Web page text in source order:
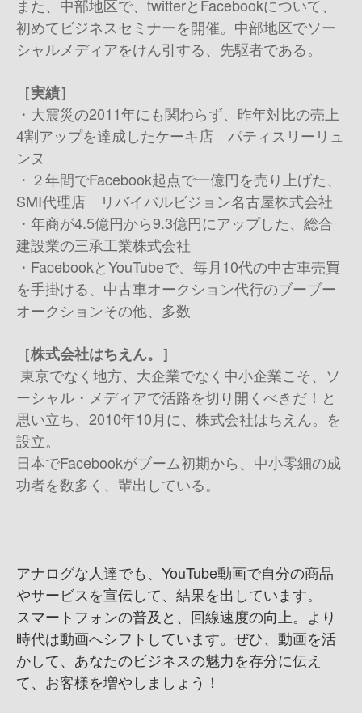
また、中部地区で、twitterとFacebookについて、
初めてビジネスセミナーを開催。中部地区でソー
シャルメディアをけん引する、先駆者である。
［実績］
・大震災の2011年にも関わらず、昨年対比の売上
4割アップを達成したケーキ店 パティスリーリュ
ンヌ
・２年間でFacebook起点で一億円を売り上げた、
SMI代理店 リバイバルビジョン名古屋株式会社
・年商が4.5億円から9.3億円にアップした、総合
建設業の三承工業株式会社
・FacebookとYouTubeで、毎月10代の中古車売買
を手掛ける、中古車オークション代行のブーブー
オークション その他、多数
［株式会社はちえん。］
東京でなく地方、大企業でなく中小企業こそ、ソ
ーシャル・メディアで活路を切り開くべきだ！と
思い立ち、2010年10月に、株式会社はちえん。を
設立。
日本でFacebookがブーム初期から、中小零細の成
功者を数多く、輩出している。
アナログな人達でも、YouTube動画で自分の商品
やサービスを宣伝して、結果を出しています。
スマートフォンの普及と、回線速度の向上。より
時代は動画へシフトしています。ぜひ、動画を活
かして、あなたのビジネスの魅力を存分に伝え
て、お客様を増やしましょう！